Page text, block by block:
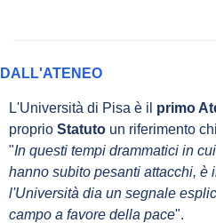
DALL'ATENEO
L'Università di Pisa è il primo
proprio Statuto un riferimento
"In questi tempi drammatici in
hanno subito pesanti attacchi, è
l'Università dia un segnale
campo a favore della pace".